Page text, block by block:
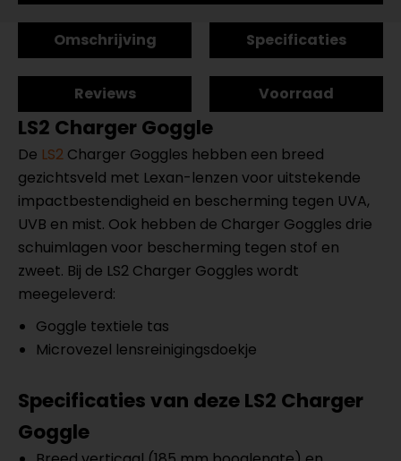
Omschrijving Specificaties
Reviews Voorraad
LS2 Charger Goggle
De LS2 Charger Goggles hebben een breed
gezichtsveld met Lexan-lenzen voor uitstekende
impactbestendigheid en bescherming tegen UVA,
UVB en mist. Ook hebben de Charger Goggles drie
schuimlagen voor bescherming tegen stof en
zweet. Bij de LS2 Charger Goggles wordt
meegeleverd:
Goggle textiele tas
Microvezel lensreinigingsdoekje
Specificaties van deze LS2 Charger
Goggle